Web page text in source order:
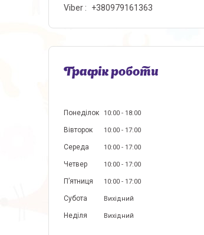
Viber +380979161363
Графік роботи
Понеділок 10:00 18:00
Вівторок 10:00 17:00
Середа 10:00 17:00
Четвер 10:00 17:00
Пʼятниця 10:00 17:00
Субота Вихідний
Неділя Вихідний